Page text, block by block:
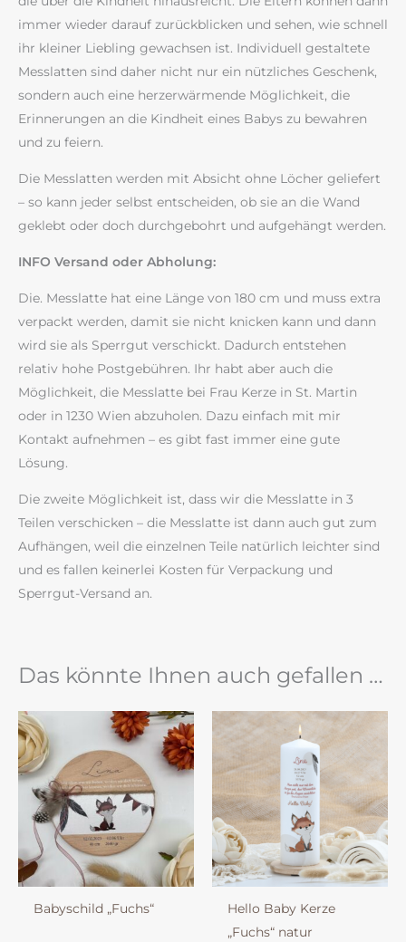
immer wieder darauf zurückblicken und sehen, wie schnell
ihr kleiner Liebling gewachsen ist. Individuell gestaltete
Messlatten sind daher nicht nur ein nützliches Geschenk,
sondern auch eine herzerwärmende Möglichkeit, die
Erinnerungen an die Kindheit eines Babys zu bewahren
und zu feiern.
Die Messlatten werden mit Absicht ohne Löcher geliefert
– so kann jeder selbst entscheiden, ob sie an die Wand
geklebt oder doch durchgebohrt und aufgehängt werden.
INFO Versand oder Abholung:
Die. Messlatte hat eine Länge von 180 cm und muss extra
verpackt werden, damit sie nicht knicken kann und dann
wird sie als Sperrgut verschickt. Dadurch entstehen
relativ hohe Postgebühren. Ihr habt aber auch die
Möglichkeit, die Messlatte bei Frau Kerze in St. Martin
oder in 1230 Wien abzuholen. Dazu einfach mit mir
Kontakt aufnehmen – es gibt fast immer eine gute
Lösung.
Die zweite Möglichkeit ist, dass wir die Messlatte in 3
Teilen verschicken – die Messlatte ist dann auch gut zum
Aufhängen, weil die einzelnen Teile natürlich leichter sind
und es fallen keinerlei Kosten für Verpackung und
Sperrgut-Versand an.
Das könnte Ihnen auch gefallen …
Babyschild „Fuchs“
Hello Baby Kerze
„Fuchs“ natur